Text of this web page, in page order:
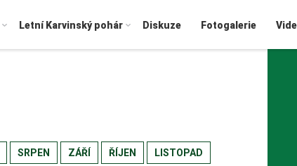
Letní Karvinský pohár Diskuze Fotogalerie
SRPEN ZÁŘÍ ŘÍJEN LISTOPAD